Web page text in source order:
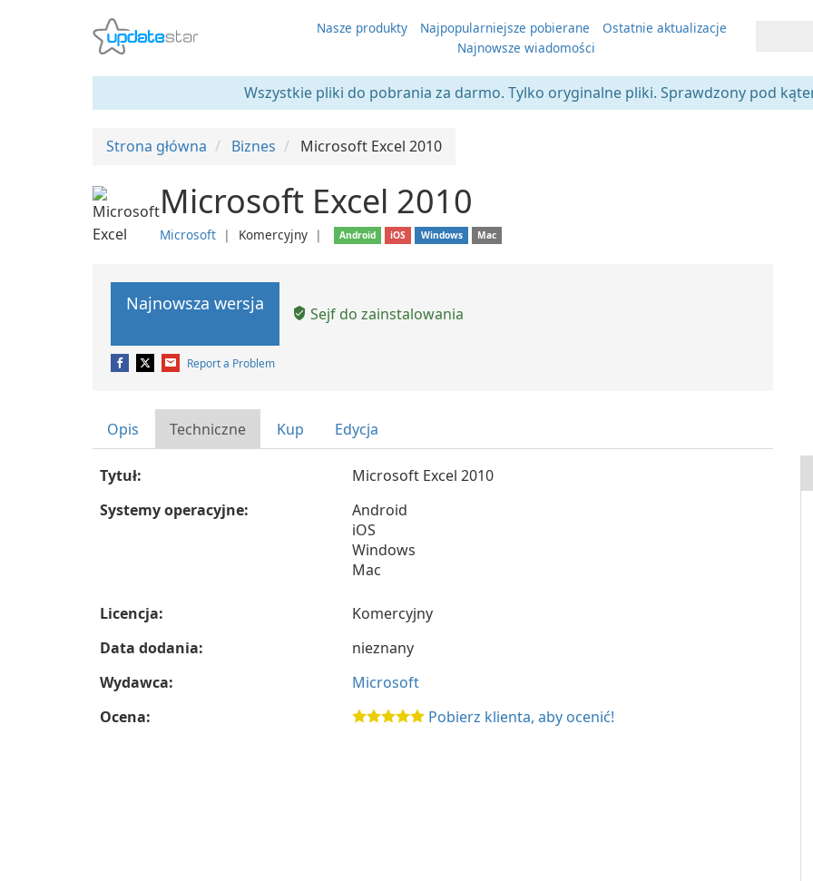
Nasze produkty Najpopularniejsze pobierane
Ostatnie aktualizacje
Najnowsze wiadomości
Wszystkie pliki do pobrania za darmo. Tylko oryginalne pliki. Sprawdzony pod
Strona główna Biznes Microsoft Excel 2010
Microsoft Excel 2010
Microsoft ❘ Komercyjny ❘ Android iOS Windows Mac
Najnowsza wersja Sejf do zainstalowania
Report a Problem
Opis Techniczne Kup Edycja
Tytuł:
Microsoft Excel 2010
Systemy operacyjne:
Android
iOS
Windows
Mac
Licencja:
Komercyjny
Data dodania:
nieznany
Wydawca:
Microsoft
Ocena:
Pobierz klienta, aby ocenić!